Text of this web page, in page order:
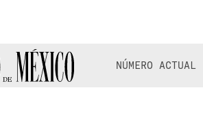
NÚMERO ACTUAL